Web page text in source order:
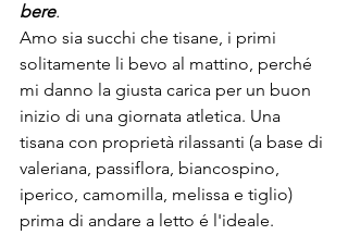
bere.
Amo sia succhi che tisane, i primi
solitamente li bevo al mattino, perché
mi danno la giusta carica per un buon
inizio di una giornata atletica. Una
tisana con proprietà rilassanti (a base di
valeriana, passiflora, biancospino,
iperico, camomilla, melissa e tiglio)
prima di andare a letto é l'ideale.